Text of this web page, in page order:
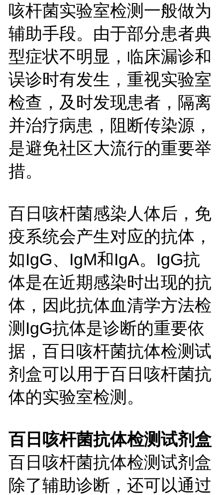
咳杆菌实验室检测一般做为
辅助手段。由于部分患者典
型症状不明显，临床漏诊和
误诊时有发生，重视实验室
检查，及时发现患者，隔离
并治疗病患，阻断传染源，
是避免社区大流行的重要举
措。
百日咳杆菌感染人体后，免
疫系统会产生对应的抗体，
如IgG、IgM和IgA。IgG抗
体是在近期感染时出现的抗
体，因此抗体血清学方法检
测 IgG抗体是诊断的重要依
据， 百日咳杆菌抗体检测试
剂盒可以用于百日咳杆菌抗
体的实验室检测。
百日咳杆菌抗体检测试剂盒
百日咳杆菌抗体检测试剂盒
除了辅助诊断，还可以通过